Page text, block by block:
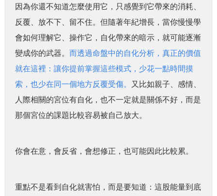
因為你還不知道怎麼使用它，只感覺到它帶來的消耗、
反覆、放不下、留不住。但隨著年紀增長，當你慢慢學
會如何理解它、操作它，自化帶來的暗示，就可能逐漸
變成你的武器。 而透過命盤中的自化分析，真正的價值
就在這裡：讓你提前掌握這些模式，少花一點時間摸
索，也少在同一個地方反覆受傷。 又比如親子、感情、
人際相關的宮位有自化，也不一定就是關係不好，而是
那個宮位的課題比較容易被自己放大。
你會在意，會反省，會想修正，也可能因此比較累。
重點不是看到自化就害怕，而是要知道：這股能量到底